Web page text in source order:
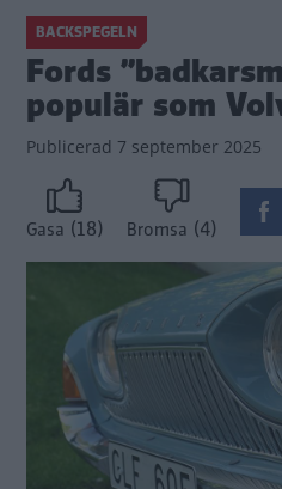
BACKSPEGELN
Fords
populär som
Publicerad 7 september 2025
Gasa (18) Bromsa (4)